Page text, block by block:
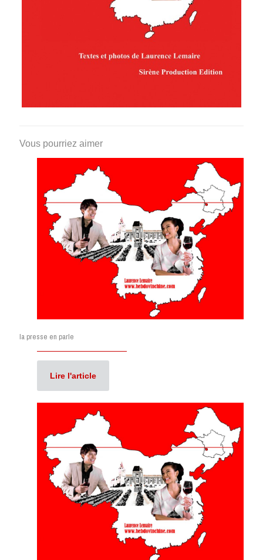
Vous pourriez aimer
la presse en parle
Lire l'article